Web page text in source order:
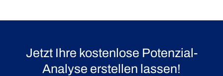
Jetzt Ihre kostenlose Potenzial-
Analyse erstellen lassen!